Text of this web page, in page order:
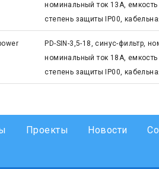
номинальный ток 13А,
степень защиты IP00,
PD-SIN-3,5-18, синус-фильтр,
номинальный ток 18А,
степень защиты IP00,
Проекты Новости